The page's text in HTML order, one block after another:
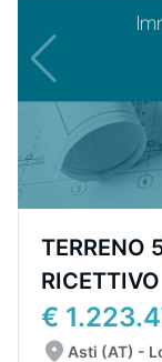
TERRENO
RICETTIVO
€
Asti (AT) -